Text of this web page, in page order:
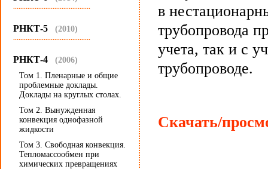
...........................................
РНКТ-5 (2010)
...........................................
РНКТ-4 (2006)
Том 1. Пленарные и общие
проблемные доклады.
Доклады на круглых столах.
Том 2. Вынужденная
конвекция однофазной
жидкости
Том 3. Свободная конвекция.
Тепломассообмен при
химических превращениях
в
трубопровода
учета, так и с
трубопроводе.
Скачать/